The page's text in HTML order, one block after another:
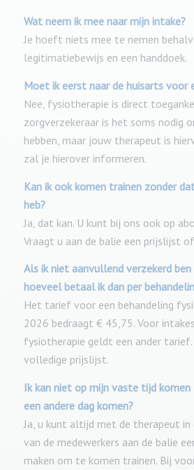
Wat neem ik mee naar mijn intake?
Je hoeft niets mee te nemen
legitimatiebewijs en een handdoek.
Moet ik eerst naar de huisarts voor
Nee, fysiotherapie is direct
zorgverzekeraar is het soms nodig
hebben, maar jouw therapeut is
zal je hierover informeren.
Kan ik ook komen trainen zonder
heb?
Ja, dat kan. U kunt bij ons ook op
Vraagt u aan de balie een prijslijst
Als ik niet aanvullend verzekerd
hoeveel betaal ik dan per
Het tarief voor een behandeling
2026 bedraagt € 45,75. Voor
fysiotherapie geldt een ander tarief.
volledige prijslijst.
Ik kan niet op mijn vaste tijd komen
een andere dag komen?
Ja, u kunt altijd met de therapeut
van de medewerkers aan de balie
maken om te komen trainen. Bij